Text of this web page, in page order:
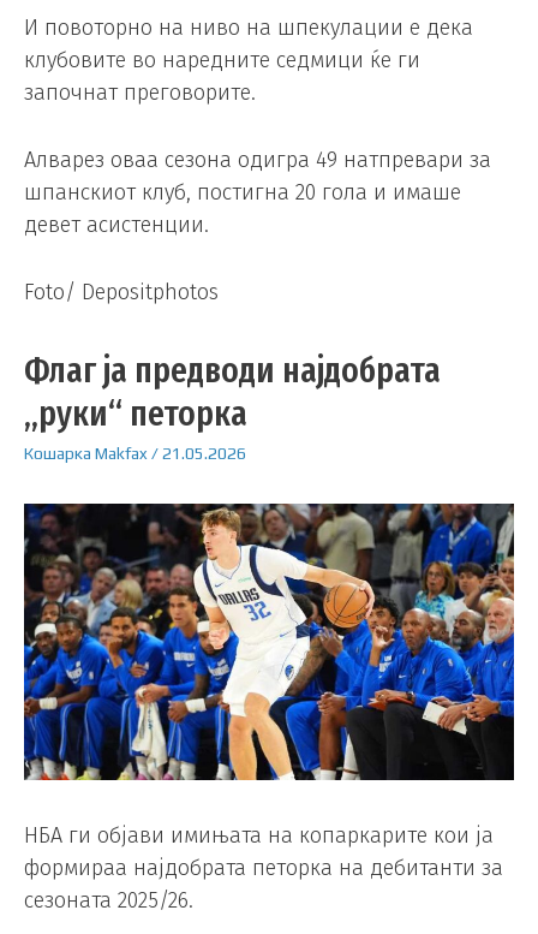
И повоторно на ниво на шпекулации е дека
клубовите во наредните седмици ќе ги
започнат преговорите.
Алварез оваа сезона одигра 49 натпревари за
шпанскиот клуб, постигна 20 гола и имаше
девет асистенции.
Foto/ Depositphotos
Флаг ја предводи најдобрата
„руки“ петорка
Кошарка Makfax /21.05.2026
НБА ги објави имињата на копаркарите кои ја
формираа најдобрата петорка на дебитанти за
сезоната 2025/26.